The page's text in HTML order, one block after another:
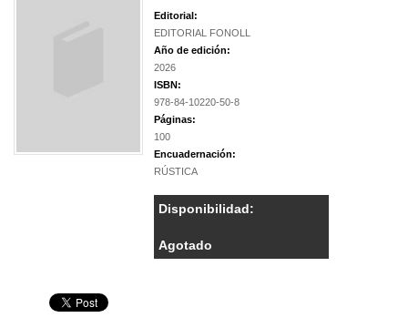
Editorial:
EDITORIAL FONOLL
Año de edición:
2026
ISBN:
978-84-10220-50-8
Páginas:
100
Encuadernación:
RÚSTICA
Disponibilidad:
Agotado